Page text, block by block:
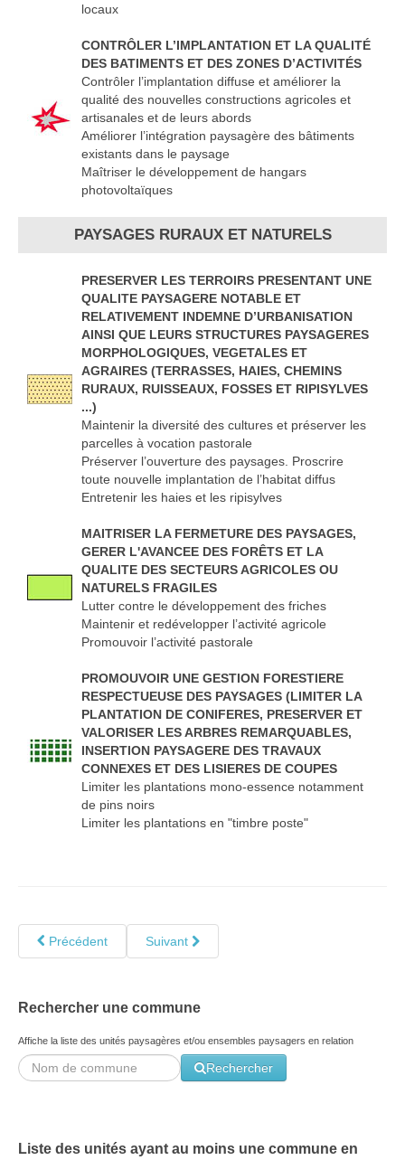
locaux
CONTRÔLER L’IMPLANTATION ET LA QUALITÉ
DES BATIMENTS ET DES ZONES D’ACTIVITÉS
Contrôler l’implantation diffuse et améliorer la
qualité des nouvelles constructions agricoles et
artisanales et de leurs abords
Améliorer l’intégration paysagère des bâtiments
existants dans le paysage
Maîtriser le développement de hangars
photovoltaïques
PAYSAGES RURAUX ET NATURELS
PRESERVER LES TERROIRS PRESENTANT UNE
QUALITE PAYSAGERE NOTABLE ET
RELATIVEMENT INDEMNE D’URBANISATION
AINSI QUE LEURS STRUCTURES PAYSAGERES
MORPHOLOGIQUES, VEGETALES ET
AGRAIRES (TERRASSES, HAIES, CHEMINS
RURAUX, RUISSEAUX, FOSSES ET RIPISYLVES
...)
Maintenir la diversité des cultures et préserver les
parcelles à vocation pastorale
Préserver l’ouverture des paysages. Proscrire
toute nouvelle implantation de l’habitat diffus
Entretenir les haies et les ripisylves
MAITRISER LA FERMETURE DES PAYSAGES,
GERER L'AVANCEE DES FORÊTS ET LA
QUALITE DES SECTEURS AGRICOLES OU
NATURELS FRAGILES
Lutter contre le développement des friches
Maintenir et redévelopper l’activité agricole
Promouvoir l’activité pastorale
PROMOUVOIR UNE GESTION FORESTIERE
RESPECTUEUSE DES PAYSAGES (LIMITER LA
PLANTATION DE CONIFERES, PRESERVER ET
VALORISER LES ARBRES REMARQUABLES,
INSERTION PAYSAGERE DES TRAVAUX
CONNEXES ET DES LISIERES DE COUPES
Limiter les plantations mono-essence notamment
de pins noirs
Limiter les plantations en "timbre poste"
Précédent Suivant
Rechercher une commune
Affiche la liste des unités paysagères et/ou ensembles paysagers en relation
Rechercher
Liste des unités ayant au moins une commune en